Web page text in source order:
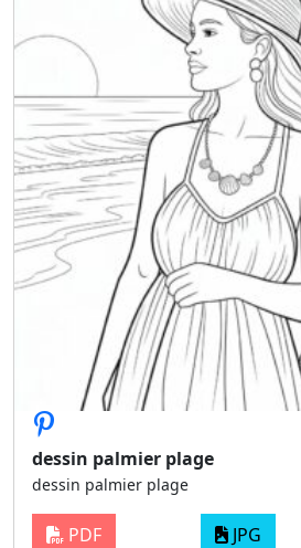
dessin palmier plage
dessin palmier plage
PDF JPG